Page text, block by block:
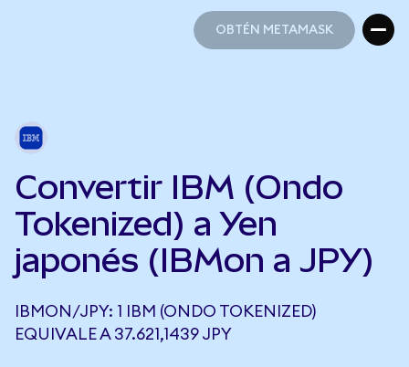
OBTÉN METAMASK
Convertir IBM (Ondo
Tokenized) a Yen
japonés (IBMon a JPY)
IBMON/JPY: 1 IBM (ONDO TOKENIZED)
EQUIVALE A 37.621,1439 JPY